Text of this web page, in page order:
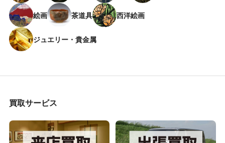
絵画 茶道具 西洋絵画
ジュエリー・貴金属
買取サービス